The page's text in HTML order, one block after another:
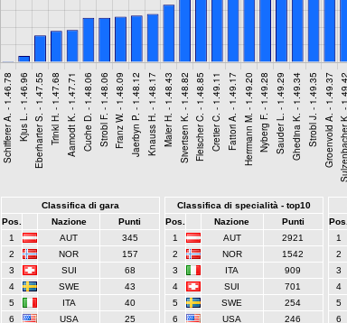
Classifica di gara
Pos.
Nazione
Punti
1
AUT
345
2
NOR
157
3
SUI
68
4
SWE
43
5
ITA
40
6
USA 25
Classifica di specialità - top10
Pos.
Nazione
Punti
1
AUT
2921
2
NOR
1542
3
ITA
909
4
SUI
701
5
SWE
254
6
USA 246
Pos.
1
2
3
4
5
6